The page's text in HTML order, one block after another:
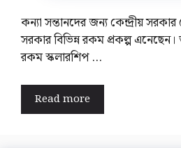
কন্যা সন্তানদের জন্য কেন্দ্রীয়
সরকার বিভিন্ন রকম প্রকল্প এনেছেন।
রকম স্কলারশিপ …
Read more